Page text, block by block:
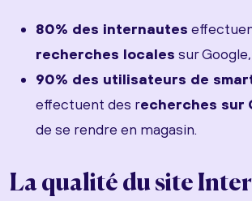
80% des internautes
recherches locales sur Google,
90% des utilisateurs de
effectuent des recherches sur
de se rendre en magasin.
La qualité du site